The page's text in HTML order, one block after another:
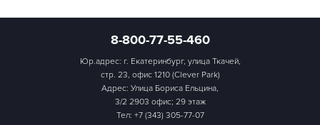
8-800-77-55-460
Юр.адрес: г. Екатеринбург, улица Ткачей,
стр. 23, офис 1210 (Clever Park)
Адрес: Улица Бориса Ельцина,
3/2 2903 офис; 29 этаж
Тел: +7 (343) 305-77-07